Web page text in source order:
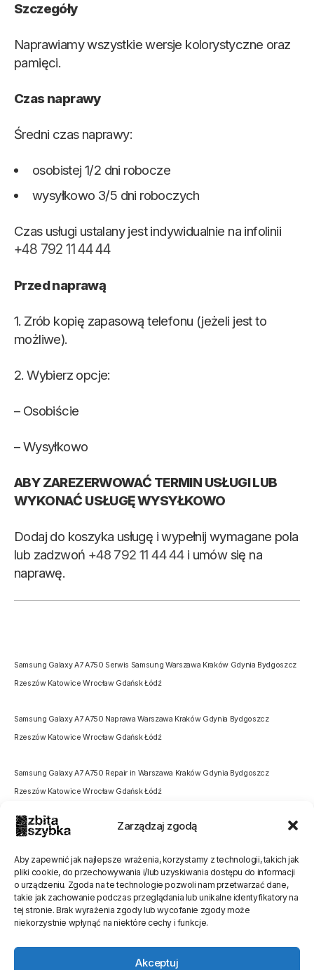
Zarządzaj zgodą
Aby zapewnić jak najlepsze wrażenia, korzystamy z technologii, takich jak
pliki cookie, do przechowywania i/lub uzyskiwania dostępu do informacji
o urządzeniu. Zgoda na te technologie pozwoli nam przetwarzać dane,
takie jak zachowanie podczas przeglądania lub unikalne identyfikatory na
tej stronie. Brak wyrażenia zgody lub wycofanie zgody może
niekorzystnie wpłynąć na niektóre cechy i funkcje.
Akceptuj
Szczegóły
Naprawiamy wszystkie wersje kolorystyczne oraz
pamięci.
Czas naprawy
Średni czas naprawy:
osobistej 1/2 dni robocze
wysyłkowo 3/5 dni roboczych
Czas usługi ustalany jest indywidualnie na infolinii
+48 792 11 44 44
Przed naprawą
1. Zrób kopię zapasową telefonu (jeżeli jest to
możliwe).
2. Wybierz opcje:
– Osobiście
– Wysyłkowo
ABY ZAREZERWOWAĆ TERMIN USŁUGI LUB
WYKONAĆ USŁUGĘ WYSYŁKOWO
Dodaj do koszyka usługę i wypełnij wymagane pola
lub zadzwoń +48 792 11 44 44i umów się na
naprawę.
Samsung Galaxy A7 A750 Serwis Samsung Warszawa Kraków Gdynia Bydgoszcz
Rzeszów Katowice Wrocław Gdańsk Łódź
Samsung Galaxy A7 A750 Naprawa Warszawa Kraków Gdynia Bydgoszcz
Rzeszów Katowice Wrocław Gdańsk Łódź
Samsung Galaxy A7 A750 Repair in Warszawa Kraków Gdynia Bydgoszcz
Rzeszów Katowice Wrocław Gdańsk Łódź
Oceń stronę
[Ocen:1Średnia:5